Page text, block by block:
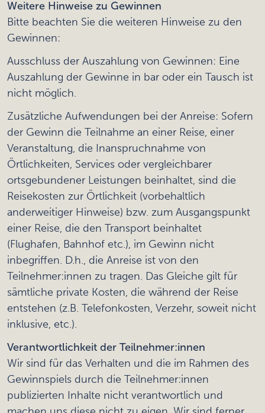
Weitere Hinweise zu Gewinnen
Bitte beachten Sie die weiteren Hinweise zu den
Gewinnen:
Ausschluss der Auszahlung von Gewinnen: Eine
Auszahlung der Gewinne in bar oder ein Tausch ist
nicht möglich.
Zusätzliche Aufwendungen bei der Anreise: Sofern
der Gewinn die Teilnahme an einer Reise, einer
Veranstaltung, die Inanspruchnahme von
Örtlichkeiten, Services oder vergleichbarer
ortsgebundener Leistungen beinhaltet, sind die
Reisekosten zur Örtlichkeit (vorbehaltlich
anderweitiger Hinweise) bzw. zum Ausgangspunkt
einer Reise, die den Transport beinhaltet
(Flughafen, Bahnhof etc.), im Gewinn nicht
inbegriffen. D.h., die Anreise ist von den
Teilnehmer:innen zu tragen. Das Gleiche gilt für
sämtliche private Kosten, die während der Reise
entstehen (z.B. Telefonkosten, Verzehr, soweit nicht
inklusive, etc.).
Verantwortlichkeit der Teilnehmer:innen
Wir sind für das Verhalten und die im Rahmen des
Gewinnspiels durch die Teilnehmer:innen
publizierten Inhalte nicht verantwortlich und